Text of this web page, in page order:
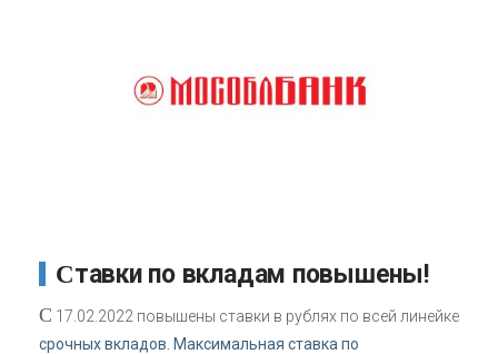
Ставки по вкладам повышены!
С 17.02.2022 повышены ставки в рублях по всей линейке
срочных вкладов. Максимальная ставка по